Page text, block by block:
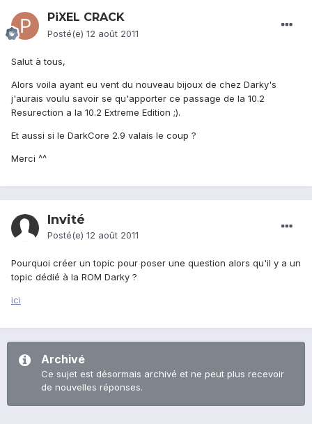
PiXEL CRACK
Posté(e) 12 août 2011
Salut à tous,
Alors voila ayant eu vent du nouveau bijoux de chez Darky's
j'aurais voulu savoir se qu'apporter ce passage de la 10.2
Resurection a la 10.2 Extreme Edition ;).
Et aussi si le DarkCore 2.9 valais le coup ?
Merci ^^
Invité
Posté(e) 12 août 2011
Pourquoi créer un topic pour poser une question alors qu'il y a un
topic dédié à la ROM Darky ?
ici
Archivé
Ce sujet est désormais archivé et ne peut plus recevoir
de nouvelles réponses.